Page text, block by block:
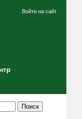
Войти на сайт